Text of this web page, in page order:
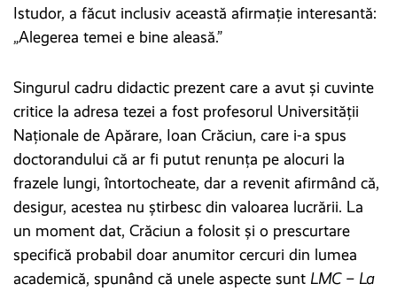
Istudor, a făcut inclusiv această afirmație interesantă:
„Alegerea temei e bine aleasă.”
Singurul cadru didactic prezent care a avut şi cuvinte
critice la adresa tezei a fost profesorul Universităţii
Naţionale de Apărare, Ioan Crăciun, care i-a spus
doctorandului că ar fi putut renunţa pe alocuri la
frazele lungi, întortocheate, dar a revenit afirmând că,
desigur, acestea nu ştirbesc din valoarea lucrării. La
un moment dat, Crăciun a folosit şi o prescurtare
specifică probabil doar anumitor cercuri din lumea
academică, spunând că unele aspecte sunt LMC – La